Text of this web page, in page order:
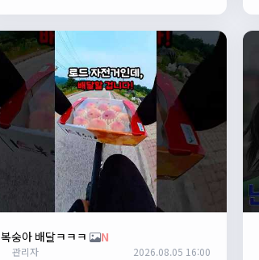
복숭아 배달ㅋㅋㅋ N
관리자 2026.08.05 16:00